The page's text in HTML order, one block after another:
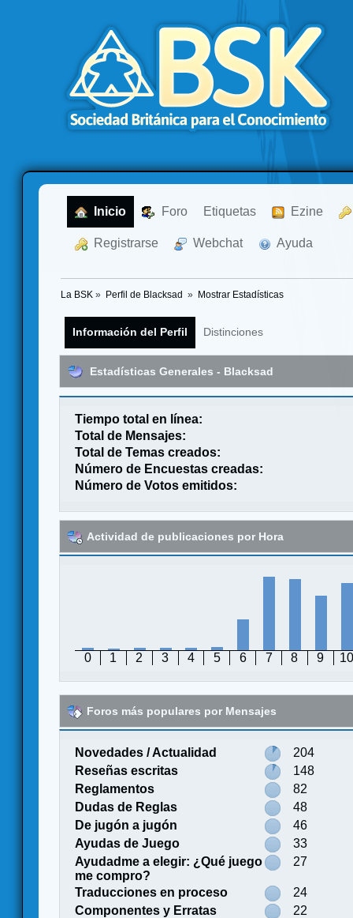
Inicio Foro Etiquetas Ezine
Registrarse Webchat Ayuda
La BSK » Perfil de Blacksad » Mostrar Estadísticas
Información del Perfil Distinciones
Estadísticas Generales - Blacksad
Tiempo total en línea:
Total de Mensajes:
Total de Temas creados:
Número de Encuestas creadas:
Número de Votos emitidos:
Actividad de publicaciones por Hora
0 1 2 3 4 5 6 7 8 9 10
Foros más populares por Mensajes
Novedades / Actualidad
204
Reseñas escritas
148
Reglamentos
82
Dudas de Reglas
48
De jugón a jugón
46
Ayudas de Juego
33
Ayudadme a elegir: ¿Qué juego
me compro?
27
Traducciones en proceso
24
Componentes y Erratas
22